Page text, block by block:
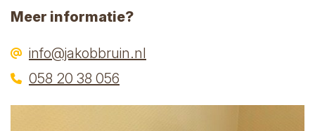
Meer informatie?
info@jakobbruin.nl
058 20 38 056